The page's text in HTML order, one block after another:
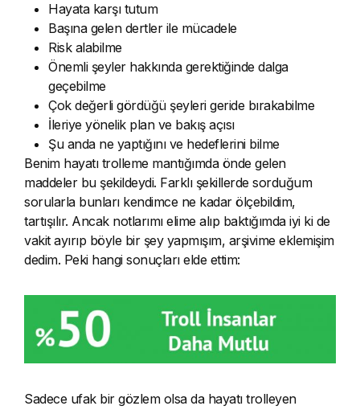
Hayata karşı tutum
Başına gelen dertler ile mücadele
Risk alabilme
Önemli şeyler hakkında gerektiğinde dalga
geçebilme
Çok değerli gördüğü şeyleri geride bırakabilme
İleriye yönelik plan ve bakış açısı
Şu anda ne yaptığını ve hedeflerini bilme
Benim hayatı trolleme mantığımda önde gelen
maddeler bu şekildeydi. Farklı şekillerde sorduğum
sorularla bunları kendimce ne kadar ölçebildim,
tartışılır. Ancak notlarımı elime alıp baktığımda iyi ki de
vakit ayırıp böyle bir şey yapmışım, arşivime eklemişim
dedim. Peki hangi sonuçları elde ettim:
Sadece ufak bir gözlem olsa da hayatı trolleyen